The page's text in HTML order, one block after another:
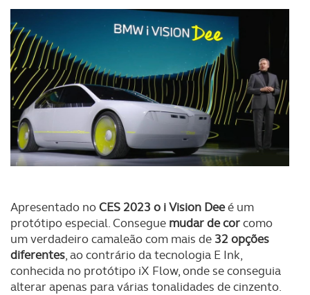
Apresentado noCES 2023 o i Vision Deeé um
protótipo especial. Consegue mudar de corcomo
um verdadeiro camaleão com mais de 32 opções
diferentes, ao contrário da tecnologia E Ink,
conhecida no protótipo iX Flow, onde se conseguia
alterar apenas para várias tonalidades de cinzento.